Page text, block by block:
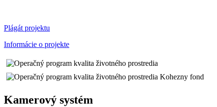
Plágát projektu
Informácie o projekte
Kamerový systém